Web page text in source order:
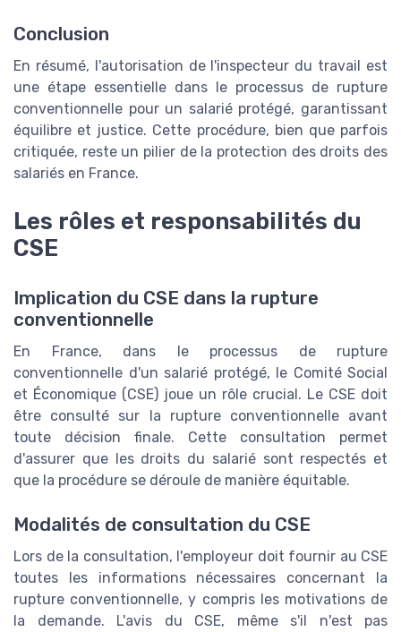
Conclusion
En résumé, l'autorisation de l'inspecteur du travail est
une étape essentielle dans le processus de rupture
conventionnelle pour un salarié protégé, garantissant
équilibre et justice. Cette procédure, bien que parfois
critiquée, reste un pilier de la protection des droits des
salariés en France.
Les rôles et responsabilités du
CSE
Implication du CSE dans la rupture
conventionnelle
En France, dans le processus de rupture
conventionnelle d'un salarié protégé, le Comité Social
et Économique (CSE) joue un rôle crucial. Le CSE doit
être consulté sur la rupture conventionnelle avant
toute décision finale. Cette consultation permet
d'assurer que les droits du salarié sont respectés et
que la procédure se déroule de manière équitable.
Modalités de consultation du CSE
Lors de la consultation, l'employeur doit fournir au CSE
toutes les informations nécessaires concernant la
rupture conventionnelle, y compris les motivations de
la demande. L'avis du CSE, même s'il n'est pas